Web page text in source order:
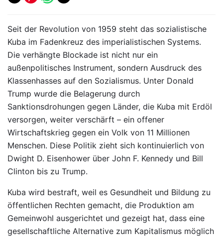
Seit der Revolution von 1959 steht das sozialistische
Kuba im Fadenkreuz des imperialistischen Systems.
Die verhängte Blockade ist nicht nur ein
außenpolitisches Instrument, sondern Ausdruck des
Klassenhasses auf den Sozialismus. Unter Donald
Trump wurde die Belagerung durch
Sanktionsdrohungen gegen Länder, die Kuba mit Erdöl
versorgen, weiter verschärft – ein offener
Wirtschaftskrieg gegen ein Volk von 11 Millionen
Menschen. Diese Politik zieht sich kontinuierlich von
Dwight D. Eisenhower über John F. Kennedy und Bill
Clinton bis zu Trump.
Kuba wird bestraft, weil es Gesundheit und Bildung zu
öffentlichen Rechten gemacht, die Produktion am
Gemeinwohl ausgerichtet und gezeigt hat, dass eine
gesellschaftliche Alternative zum Kapitalismus möglich